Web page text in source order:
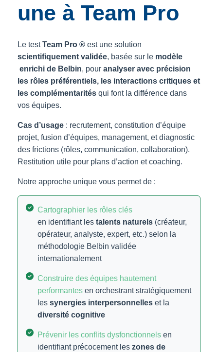
une à Team Pro
Le testTeam Pro ® est une solution
scientifiquement validée, basée sur le modèle
enrichi de Belbin, pour analyser avec précision
les rôles préférentiels, les interactions critiques et
les complémentarités qui font la différence dans
vos équipes.
Cas d’usage : recrutement, constitution d’équipe
projet, fusion d’équipes, management, et diagnostic
des frictions (rôles, communication, collaboration).
Restitution utile pour plans d’action et coaching.
Notre approche unique vous permet de :
Cartographier les rôles clés
en identifiant les talents naturels (créateur,
opérateur, analyste, expert, etc.) selon la
méthodologie Belbin validée
internationalement
Construire des équipes hautement
performantes en orchestrant stratégiquement
les synergies interpersonnelles et la
diversité cognitive
Prévenir les conflits dysfonctionnels en
identifiant précocement les zones de